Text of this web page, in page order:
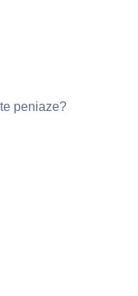
peniaze?